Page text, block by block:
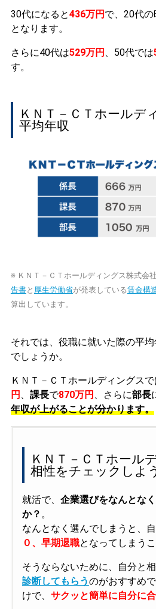
30代になると436万円 で、20代の
となります。
さらに40代は529万円 、50代では
す。
ＫＮＴ－ＣＴホールデ
平均年収
※ ＫＮＴ－ＣＴホールディングス株式会
告書と 厚生労働省が発表している賃金構
算出しています。
それでは、役職に就いた際の平
でしょうか。
ＫＮＴ－ＣＴホールディングスで
円
課長で870万円 、さらに部長
年収が上がることが分かります。
ＫＮＴ－ＣＴホール
相性をチェックしよ
就活で、 企業選びをなんとな
か？ 。
なんとなく選んでしまうと、
０、早期退職となってしまうこ
そうならないために、自分と
診断してもらうのがおすすめ
けで、 サクッと簡単に自分に